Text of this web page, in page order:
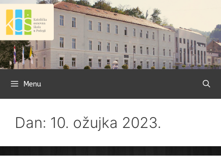
Preskoči
sadržaj
Menu
Dan: 10. ožujka 2023.